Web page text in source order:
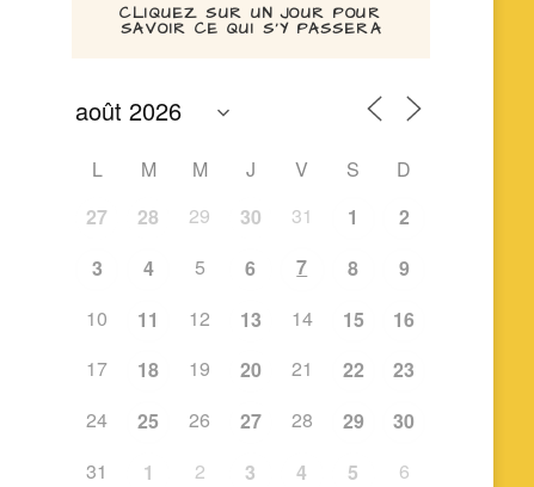
CLIQUEZ SUR UN JOUR POUR
SAVOIR CE QUI S’Y PASSERA
L M M J V S
D
27
28 29 30 31 1
2
3
4 5 6 7 8
9
10
11 12 13 14 15
16
17
18 19 20 21 22
23
24
25 26 27 28 29
30
31
1 2 3 4 5 6